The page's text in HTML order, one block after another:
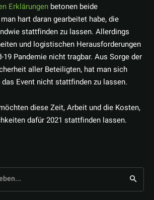
Erklärungen betonen beide
hart daran gearbeitet habe, die
stattfinden zu lassen. Allerdings
und logistischen Herausforderungen
19 Pandemie nicht tragbar. Aus Sorge der
aller Beteiligten, hat man sich
Event nicht stattfinden zu lassen.
diese Zeit, Arbeit und die Kosten,
dafür 2021 stattfinden lassen.